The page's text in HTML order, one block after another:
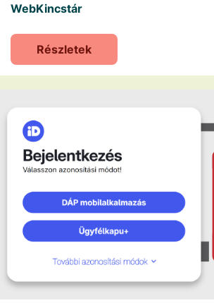
WebKincstár
Részletek